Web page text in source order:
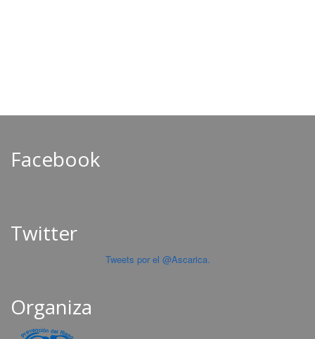
Facebook
Twitter
Tweets por el @Ascarica.
Organiza